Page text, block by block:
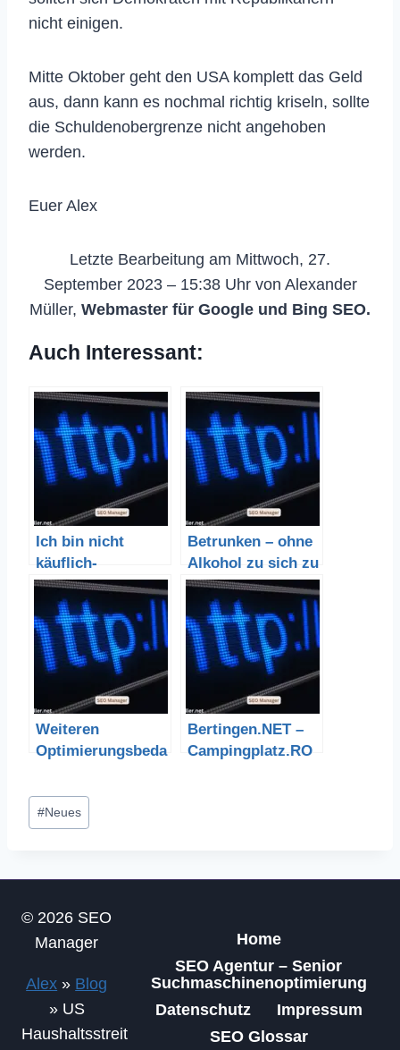
nicht einigen.
Mitte Oktober geht den USA komplett das Geld
aus, dann kann es nochmal richtig kriseln, sollte
die Schuldenobergrenze nicht angehoben
werden.
Euer Alex
Letzte Bearbeitung am Mittwoch, 27.
September 2023 – 15:38 Uhr von Alexander
Müller, Webmaster für Google und Bing SEO.
Auch Interessant:
Ich bin nicht
käuflich-
jedenfalls nicht für
den Preis
Betrunken – ohne
Alkohol zu sich zu
nehmen
Weiteren
Optimierungsbeda
Bertingen.NET –
Campingplatz.RO
Schlagworte:
#Neues
© 2026 SEO
Manager
Alex » Blog
» US
Haushaltsstreit
Home
SEO Agentur – Senior
Suchmaschinenoptimierung
Datenschutz
Impressum
SEO Glossar